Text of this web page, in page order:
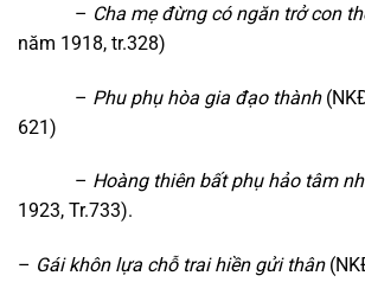
– Cha mẹ đừng có ngăn trở con
năm 1918, tr.328)
– Phu phụ hòa gia đạo thành
621)
– Hoàng thiên bất phụ hảo tâm
1923, Tr.733).
– Gái khôn lựa chỗ trai hiền gửi thân